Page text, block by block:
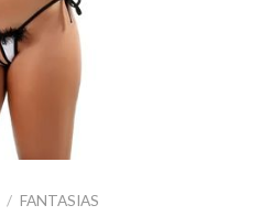
/ FANTASIAS